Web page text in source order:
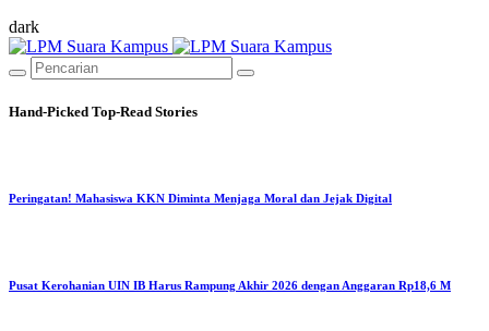
dark
Hand-Picked Top-Read Stories
Peringatan! Mahasiswa KKN Diminta Menjaga Moral dan Jejak Digital
Pusat Kerohanian UIN IB Harus Rampung Akhir 2026 dengan Anggaran Rp18,6 M